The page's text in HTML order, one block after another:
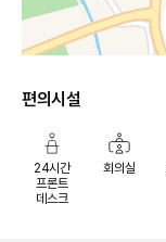
편의시설
24시간
프론트
데스크
회의실